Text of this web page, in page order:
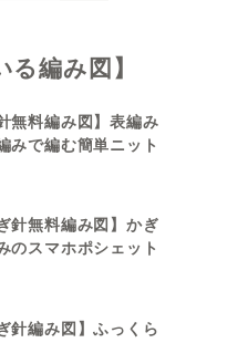
る編み図】
無料編み図】表編み
みで編む簡単ニット
針無料編み図】かぎ
のスマホポシェット
針編み図】ふっくら